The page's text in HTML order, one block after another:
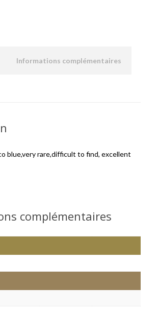
Informations complémentaires
blue,very rare,difficult to find, excellent
complémentaires